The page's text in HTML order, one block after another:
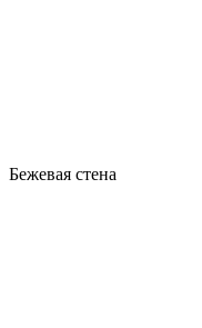
Бежевая стена